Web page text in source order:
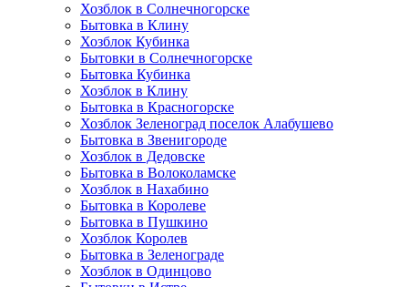
Хозблок в Солнечногорске
Бытовка в Клину
Хозблок Кубинка
Бытовки в Солнечногорске
Бытовка Кубинка
Хозблок в Клину
Бытовка в Красногорске
Хозблок Зеленоград поселок Алабушево
Бытовка в Звенигороде
Хозблок в Дедовске
Бытовка в Волоколамске
Хозблок в Нахабино
Бытовка в Королеве
Бытовкa в Пушкино
Хозблок Королев
Бытовка в Зеленограде
Хозблок в Одинцово